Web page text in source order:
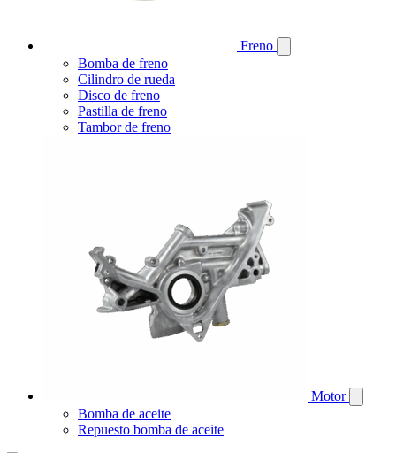
Freno
Bomba de freno
Cilindro de rueda
Disco de freno
Pastilla de freno
Tambor de freno
Motor
Bomba de aceite
Repuesto bomba de aceite